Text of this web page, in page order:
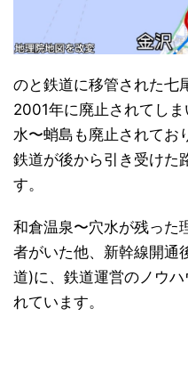
のと鉄道に移管された七
2001年に廃止されてし
水〜蛸島も廃止されてお
鉄道が後から引き受けた
す。
和倉温泉〜穴水が残った
者がいた他、新幹線開通
道)に、鉄道運営のノウ
れています。